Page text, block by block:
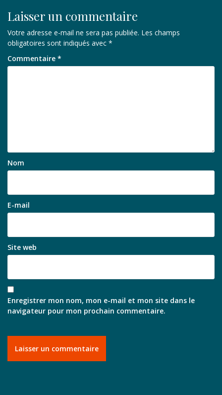
Laisser un commentaire
Votre adresse e-mail ne sera pas publiée. Les champs
obligatoires sont indiqués avec *
Commentaire *
Nom
E-mail
Site web
Enregistrer mon nom, mon e-mail et mon site dans le
navigateur pour mon prochain commentaire.